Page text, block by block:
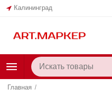
Калининград
Главная /